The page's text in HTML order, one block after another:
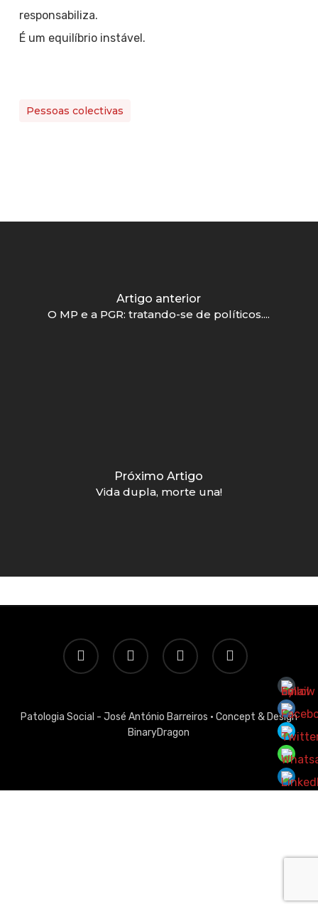
responsabiliza.
É um equilíbrio instável.
Pessoas colectivas
Artigo anterior
O MP e a PGR: tratando-se de políticos....
Próximo Artigo
Vida dupla, morte una!
twitter facebook linkedin email
Patologia Social - José António Barreiros · Concept & Design
BinaryDragon